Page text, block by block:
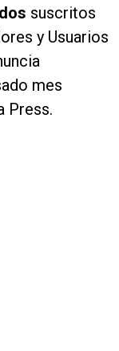
suscritos
y Usuarios
mes
Press.